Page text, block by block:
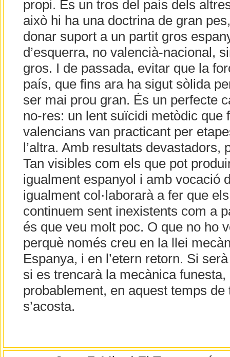
propi. És un tros del país dels
això hi ha una doctrina de gran
donar suport a un partit gros
d’esquerra, no valencià-nacional,
gros. I de passada, evitar que la
país, que fins ara ha sigut sòlida
ser mai prou gran. És un perfecte
no-res: un lent suïcidi metòdic que
valencians van practicant per
l’altra. Amb resultats devastadors,
Tan visibles com els que pot
igualment espanyol i amb vocació
igualment col·laborarà a fer que
continuem sent inexistents com a
és que veu molt poc. O que no ho
perquè només creu en la llei
Espanya, i en l’etern retorn. Si
si es trencarà la mecànica
probablement, en aquest temps de
s’acosta.